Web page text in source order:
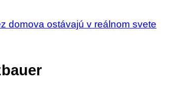
domova ostávajú v reálnom svete